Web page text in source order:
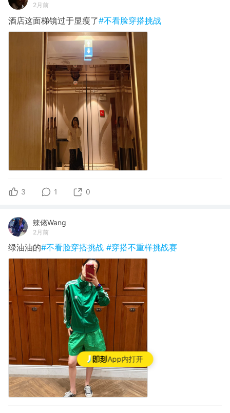
App内打开
2月前
酒店这面梯镜过于显瘦了#不看脸穿搭挑战
3 1 0
辣佬Wang
2月前
绿油油的#不看脸穿搭挑战 #穿搭不重样挑战赛